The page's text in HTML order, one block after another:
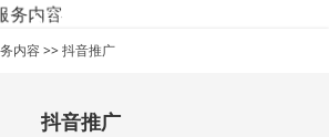
SERVICES
服务内容
内容>>抖音推广
抖音推广